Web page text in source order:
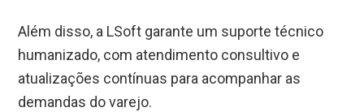
Além disso, a LSoft garante um suporte técnico
humanizado, com atendimento consultivo e
atualizações contínuas para acompanhar as
demandas do varejo.